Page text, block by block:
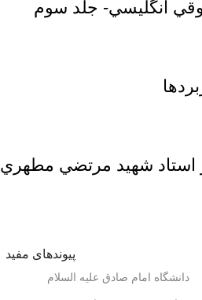
انگليسي- جلد سوم
استاد شهيد مرتضي مطهري
پیوندهای مفید
دانشگاه امام صادق علیه السلام